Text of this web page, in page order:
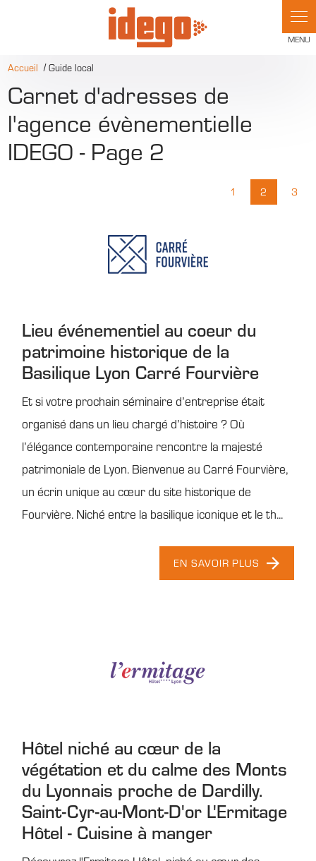
Accueil Guide local
Carnet d'adresses de
l'agence évènementielle
IDEGO - Page 2
1 2 3
Lieu événementiel au coeur du
patrimoine historique de la
Basilique Lyon Carré Fourvière
Et si votre prochain séminaire d’entreprise était
organisé dans un lieu chargé d’histoire ? Où
l’élégance contemporaine rencontre la majesté
patrimoniale de Lyon. Bienvenue au Carré Fourvière,
un écrin unique au cœur du site historique de
Fourvière. Niché entre la basilique iconique et le th...
EN SAVOIR PLUS
Hôtel niché au cœur de la
végétation et du calme des Monts
du Lyonnais proche de Dardilly.
Saint-Cyr-au-Mont-D'or L'Ermitage
Hôtel - Cuisine à manger
Panneau de gestion des cookies